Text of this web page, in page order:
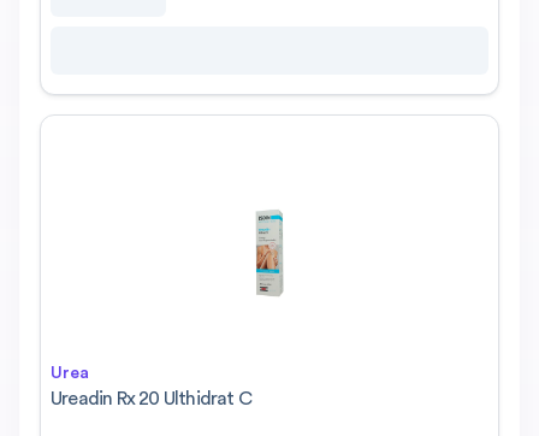
Urea
Ureadin Rx 20 Ulthidrat C